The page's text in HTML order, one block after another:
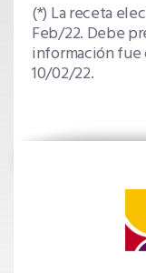
(*) La receta
Feb/22. Debe
información fue
10/02/22.